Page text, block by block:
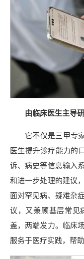
由临床医生主导
它不仅是三甲专
医生提升诊疗能力的
诉、病史等信息输入
和进一步处理的建议
面对罕见病、疑难杂
议，又兼顾基层常见
盖，两端发力。临床
服务于医疗实践，帮